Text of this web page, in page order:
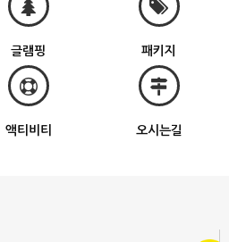
글램핑 패키지
액티비티 오시는길